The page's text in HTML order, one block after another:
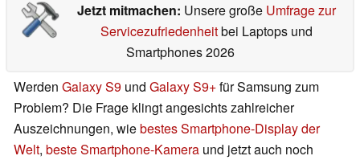
Jetzt mitmachen: Unsere große Umfrage zur
Servicezufriedenheitbei Laptops und
Smartphones 2026
Werden Galaxy S9 und Galaxy S9+für Samsung zum
Problem? Die Frage klingt angesichts zahlreicher
Auszeichnungen, wiebestes Smartphone-Display der
Welt, beste Smartphone-Kamera und jetzt auch noch